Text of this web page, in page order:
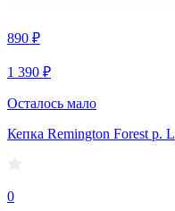
890 ₽
1 390 ₽
Осталось мало
Кепка Remington Forest р. L
0